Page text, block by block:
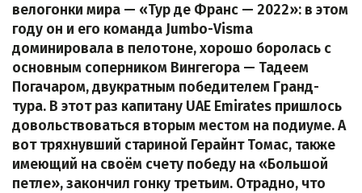
велогонки мира — «Тур де Франс — 2022»: в этом
году он и его команда Jumbo-Visma
доминировала в пелотоне, хорошо боролась с
основным соперником Вингегора — Тадеем
Погачаром, двукратным победителем Гранд-
тура. В этот раз капитану UAE Emirates пришлось
довольствоваться вторым местом на подиуме. А
вот тряхнувший стариной Герайнт Томас, также
имеющий на своём счету победу на «Большой
петле», закончил гонку третьим. Отрадно, что